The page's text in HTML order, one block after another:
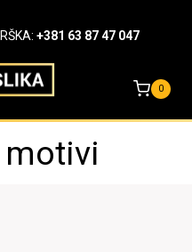
+381 63 87 47 047
0
motivi